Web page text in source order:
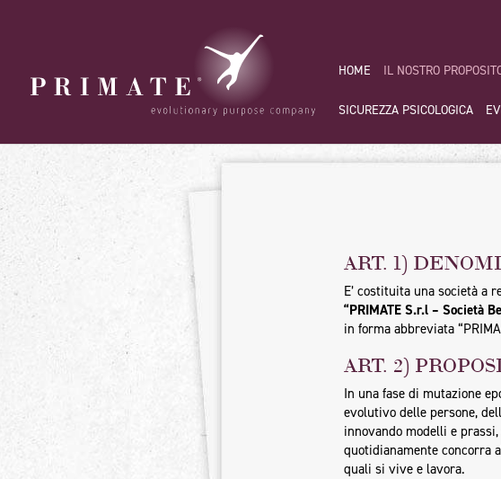
HOME IL NOSTRO
SICUREZZA PSICOLOGICA
ART. 1)
E’ costituita una società a
“PRIMATE S.r.l – Società
in forma abbreviata
ART. 2)
In una fase di mutazione
evolutivo delle persone,
innovando modelli e
quotidianamente concorra
quali si vive e lavora.